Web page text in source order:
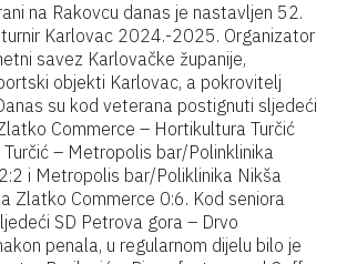
na Rakovcu danas je nastavljen 52.
Karlovac 2024.-2025. Organizator
savez Karlovačke županije,
objekti Karlovac, a pokrovitelj
su kod veterana postignuti sljedeći
Commerce – Hortikultura Turčić
– Metropolis bar/Polinklinika
i Metropolis bar/Poliklinika Nikša
Zlatko Commerce 0:6. Kod seniora
SD Petrova gora – Drvo
penala, u regularnom dijelu bilo je